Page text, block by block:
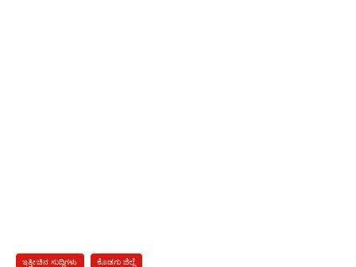
ಇತ್ತೀಚಿನ ಸುದ್ದಿಗಳು ಕೊಡಗು ಜಿಲ್ಲೆ